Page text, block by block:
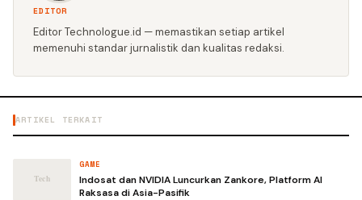
EDITOR
Editor Technologue.id — memastikan setiap artikel
memenuhi standar jurnalistik dan kualitas redaksi.
ARTIKEL TERKAIT
GAME
Indosat dan NVIDIA Luncurkan Zankore, Platform AI
Raksasa di Asia-Pasifik